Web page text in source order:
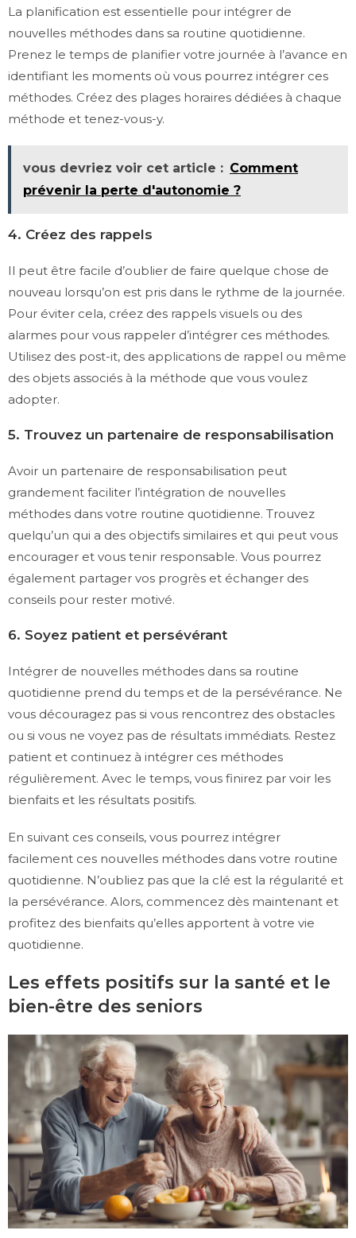
La planification est essentielle pour intégrer de
nouvelles méthodes dans sa routine quotidienne.
Prenez le temps de planifier votre journée à l’avance en
identifiant les moments où vous pourrez intégrer ces
méthodes. Créez des plages horaires dédiées à chaque
méthode et tenez-vous-y.
vous devriez voir cet article : Comment
prévenir la perte d'autonomie ?
4. Créez des rappels
Il peut être facile d’oublier de faire quelque chose de
nouveau lorsqu’on est pris dans le rythme de la journée.
Pour éviter cela, créez des rappels visuels ou des
alarmes pour vous rappeler d’intégrer ces méthodes.
Utilisez des post-it, des applications de rappel ou même
des objets associés à la méthode que vous voulez
adopter.
5. Trouvez un partenaire de responsabilisation
Avoir un partenaire de responsabilisation peut
grandement faciliter l’intégration de nouvelles
méthodes dans votre routine quotidienne. Trouvez
quelqu’un qui a des objectifs similaires et qui peut vous
encourager et vous tenir responsable. Vous pourrez
également partager vos progrès et échanger des
conseils pour rester motivé.
6. Soyez patient et persévérant
Intégrer de nouvelles méthodes dans sa routine
quotidienne prend du temps et de la persévérance. Ne
vous découragez pas si vous rencontrez des obstacles
ou si vous ne voyez pas de résultats immédiats. Restez
patient et continuez à intégrer ces méthodes
régulièrement. Avec le temps, vous finirez par voir les
bienfaits et les résultats positifs.
En suivant ces conseils, vous pourrez intégrer
facilement ces nouvelles méthodes dans votre routine
quotidienne. N’oubliez pas que la clé est la régularité et
la persévérance. Alors, commencez dès maintenant et
profitez des bienfaits qu’elles apportent à votre vie
quotidienne.
Les effets positifs sur la santé et le
bien-être des seniors